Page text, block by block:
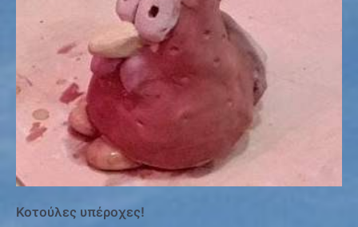
Κοτούλες υπέροχες!